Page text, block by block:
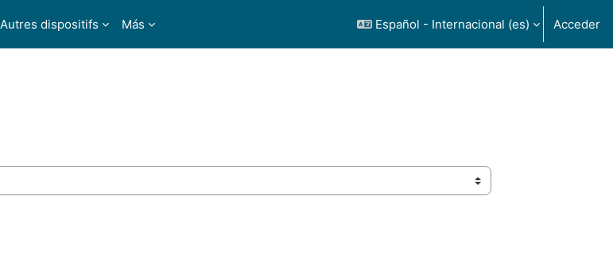
Autres dispositifs Más Español - Internacional ‎(es)‎ Acceder